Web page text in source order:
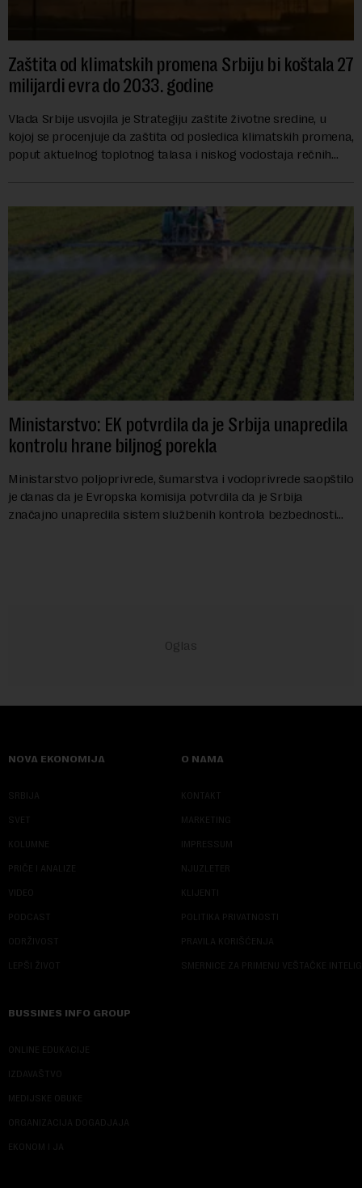
Zaštita od klimatskih promena Srbiju bi koštala 27
milijardi evra do 2033. godine
Vlada Srbije usvojila je Strategiju zaštite životne sredine, u
kojoj se procenjuje da zaštita od posledica klimatskih promena,
poput aktuelnog toplotnog talasa i niskog vodostaja rečnih
Ministarstvo: EK potvrdila da je Srbija unapredila
kontrolu hrane biljnog porekla
Ministarstvo poljoprivrede, šumarstva i vodoprivrede saopštilo
je danas da je Evropska komisija potvrdila da je Srbija
značajno unapredila sistem službenih kontrola bezbednosti
NOVA EKONOMIJA
SRBIJA
SVET
KOLUMNE
PRIČE I ANALIZE
VIDEO
PODCAST
ODRŽIVOST
LEPŠI ŽIVOT
O NAMA
KONTAKT
MARKETING
IMPRESSUM
NJUZLETER
KLIJENTI
POLITIKA PRIVATNOSTI
PRAVILA KORIŠĆENJA
SMERNICE ZA PRIMENU VEŠTAČKE
BUSSINES INFO GROUP
ONLINE EDUKACIJE
IZDAVAŠTVO
MEDIJSKE OBUKE
ORGANIZACIJA DOGADJAJA
EKONOM I JA